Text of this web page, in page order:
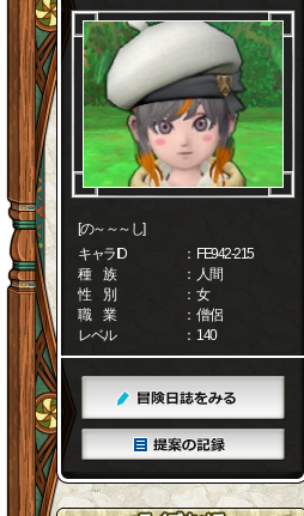
[の～～～し]
キャラID
： FE942-215
種 族
： 人間
性 別
： 女
職 業
： 僧侶
レベル
： 140